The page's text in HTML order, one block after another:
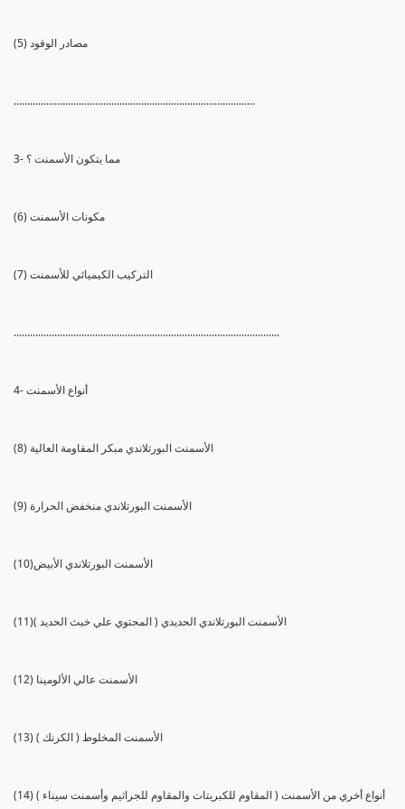
(5) مصادر الوقود
.........................................................................................
3- مما يتكون الأسمنت ؟
(6) مكونات الأسمنت
(7) التركيب الكيميائي للأسمنت
..................................................................................................
4- أنواع الأسمنت
(8) الأسمنت البورتلاندي مبكر المقاومة العالية
(9) الأسمنت البورتلاندي منخفض الحرارة
(10)الأسمنت البورتلاندي الأبيض
(11)الأسمنت البورتلاندي الحديدي ( المحتوي علي خبث الحديد )
(12) الأسمنت عالي الألومينا
(13) الأسمنت المخلوط ( الكرنك )
(14) أنواع أخري من الأسمنت ( المقاوم للكبريتات والمقاوم للجراثيم وأسمنت سيناء )